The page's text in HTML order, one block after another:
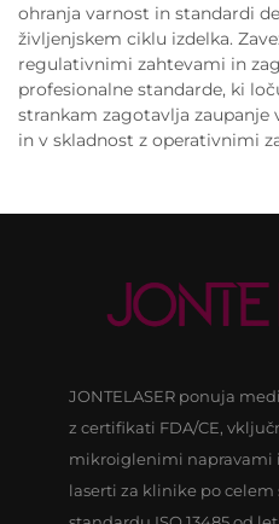
ohranja varnost in standardi
življenjskem ciklu izdelka.
regulativnimi zahtevami in
profesionalne standarde, ki
strankam zagotavlja zaupanje
in v skladnost z operativnimi
JONTELASER ponuja
z certifikati FDA/CE,
mikroiglenimi napravami
laserti za klinike po celem